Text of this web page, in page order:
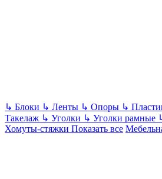
↳ Блоки ↳ Ленты ↳ Опоры ↳
Такелаж ↳ Уголки ↳ Уголки рамные
Хомуты-стяжки Показать все